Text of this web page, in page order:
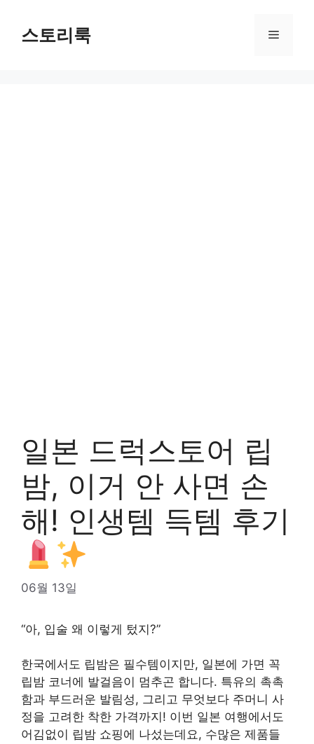
content스토리룩 Menu
일본 드럭스토어 립
밤, 이거 안 사면 손
해! 인생템 득템 후기
06월 13일
“아, 입술 왜 이렇게 텄지?”
한국에서도 립밤은 필수템이지만, 일본에 가면 꼭
립밤 코너에 발걸음이 멈추곤 합니다. 특유의 촉촉
함과 부드러운 발림성, 그리고 무엇보다 주머니 사
정을 고려한 착한 가격까지! 이번 일본 여행에서도
어김없이 립밤 쇼핑에 나섰는데요, 수많은 제품들